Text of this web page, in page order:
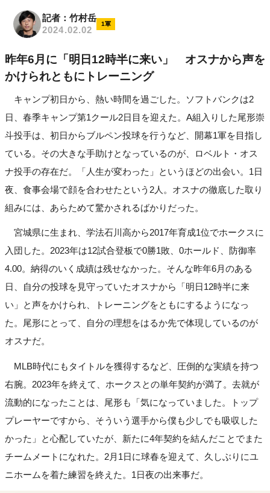
記者：竹村岳
2024.02.02
1軍
昨年6月に「明日12時半に来い」 オスナから声を
かけられともにトレーニング
キャンプ初日から、熱い時間を過ごした。ソフトバンクは2
日、春季キャンプ第1クール2日目を迎えた。A組入りした尾形崇
斗投手は、初日からブルペン投球を行うなど、開幕1軍を目指し
ている。その大きな手助けとなっているのが、ロベルト・オス
ナ投手の存在だ。「人生が変わった」というほどの出会い。1日
夜、食事会場で顔を合わせたという2人。オスナの徹底した取り
組みには、あらためて驚かされるばかりだった。
宮城県に生まれ、学法石川高から2017年育成1位でホークスに
入団した。2023年は12試合登板で0勝1敗、0ホールド、防御率
4.00。納得のいく成績は残せなかった。そんな昨年6月のある
日、自分の投球を見守っていたオスナから「明日12時半に来
い」と声をかけられ、トレーニングをともにするようになっ
た。尾形にとって、自分の理想をはるか先で体現しているのが
オスナだ。
MLB時代にもタイトルを獲得するなど、圧倒的な実績を持つ
右腕。2023年を終えて、ホークスとの単年契約が満了。去就が
流動的になったことは、尾形も「気になっていました。トップ
プレーヤーですから、そういう選手から僕も少しでも吸収した
かった」と心配していたが、新たに4年契約を結んだことでまた
チームメートになれた。2月1日に球春を迎えて、久しぶりにユ
ニホームを着た練習を終えた。1日夜の出来事だ。